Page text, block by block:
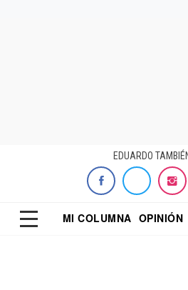
EDUARDO
MI COLUMNA OPINIÓN